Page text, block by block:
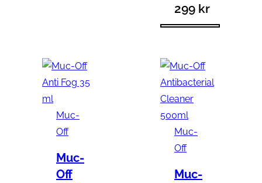
299 kr
Muc-
Off
Muc-
Off
Muc-
Off
Muc-